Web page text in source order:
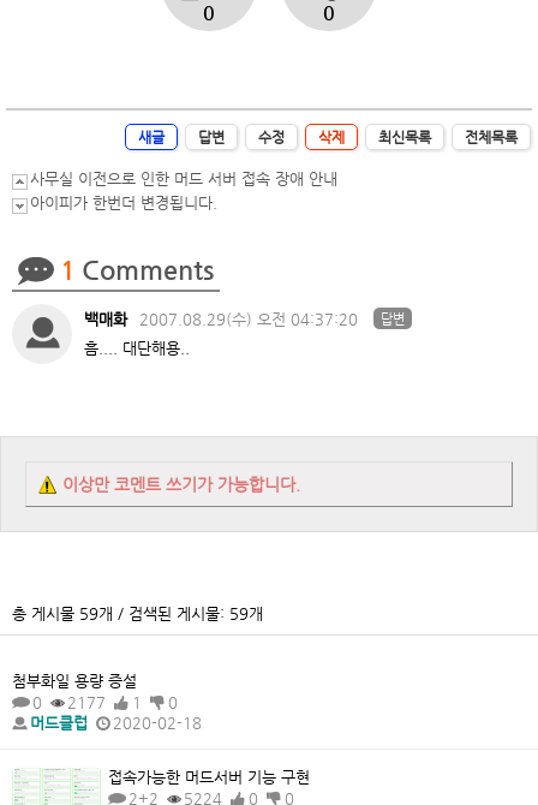
0 0
새글 답변 수정 삭제 최신목록 전체목록
사무실 이전으로 인한 머드 서버 접속 장애 안내
아이피가 한번더 변경됩니다.
1 Comments
백매화 2007.08.29(수) 오전 04:37:20 답변
흠.... 대단해용..
이상만 코멘트 쓰기가 가능합니다.
총 게시물 59개 / 검색된 게시물: 59개
첨부화일 용량 증설
0
2177 1
0
머드클럽
2020-02-18
접속가능한 머드서버 기능 구현
2+2
5224 0
0